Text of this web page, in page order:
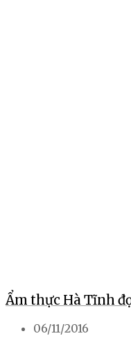
Ẩm thực Hà Tĩnh
06/11/2016